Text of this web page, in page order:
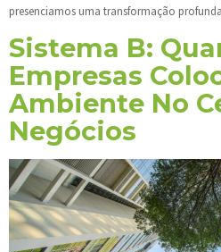
presenciamos uma transformação
Sistema B:
Empresas
Ambiente No
Negócios